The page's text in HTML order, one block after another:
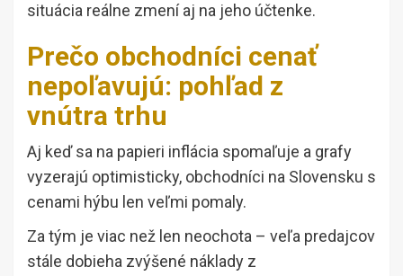
situácia reálne zmení aj na jeho účtenke.
Prečo obchodníci cenať
nepoľavujú: pohľad z
vnútra trhu
Aj keď sa na papieri inflácia spomaľuje a grafy
vyzerajú optimisticky, obchodníci na Slovensku s
cenami hýbu len veľmi pomaly.
Za tým je viac než len neochota – veľa predajcov
stále dobieha zvýšené náklady z